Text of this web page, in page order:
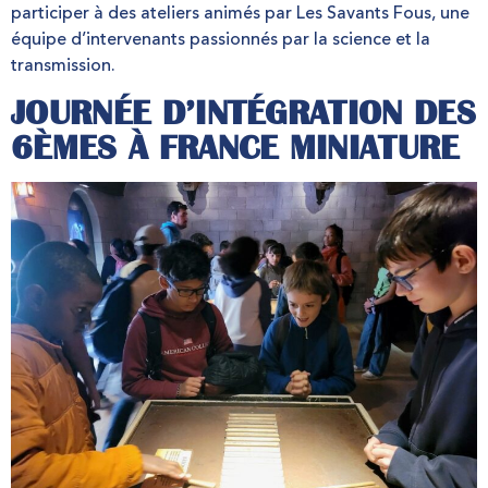
participer à des ateliers animés par Les Savants Fous, une
équipe d’intervenants passionnés par la science et la
transmission.
JOURNÉE D’INTÉGRATION DES
6ÈMES À FRANCE MINIATURE